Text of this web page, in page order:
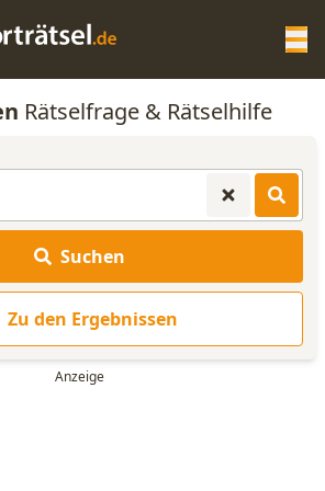
HILFE
ANAGRAMM-GENERATOR
Rätselfrage & Rätselhilfe
Suchen
Zu den Ergebnissen